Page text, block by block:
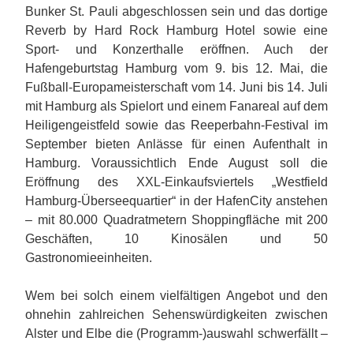
Bunker St. Pauli abgeschlossen sein und das dortige
Reverb by Hard Rock Hamburg Hotel sowie eine
Sport- und Konzerthalle eröffnen. Auch der
Hafengeburtstag Hamburg vom 9. bis 12. Mai, die
Fußball-Europameisterschaft vom 14. Juni bis 14. Juli
mit Hamburg als Spielort und einem Fanareal auf dem
Heiligengeistfeld sowie das Reeperbahn-Festival im
September bieten Anlässe für einen Aufenthalt in
Hamburg. Voraussichtlich Ende August soll die
Eröffnung des XXL-Einkaufsviertels „Westfield
Hamburg-Überseequartier“ in der HafenCity anstehen
– mit 80.000 Quadratmetern Shoppingfläche mit 200
Geschäften, 10 Kinosälen und 50
Gastronomieeinheiten.
Wem bei solch einem vielfältigen Angebot und den
ohnehin zahlreichen Sehenswürdigkeiten zwischen
Alster und Elbe die (Programm-)auswahl schwerfällt –